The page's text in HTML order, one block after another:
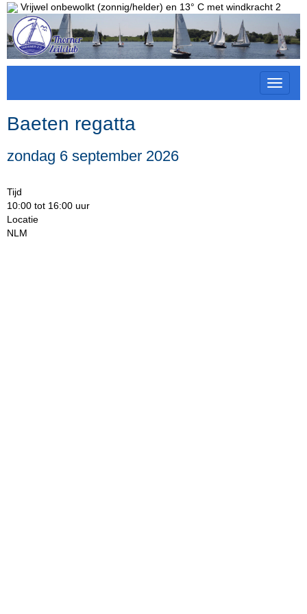
Vrijwel onbewolkt (zonnig/helder) en 13° C met windkracht 2
Toggle
Baeten regatta
zondag 6 september 2026
Tijd
10:00 tot 16:00 uur
Locatie
NLM